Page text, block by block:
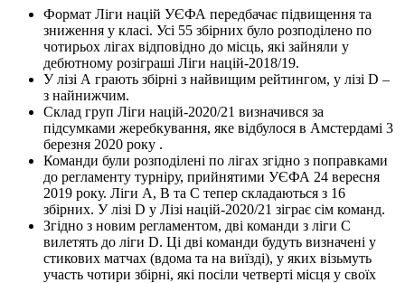
Формат Ліги націй УЄФА передбачає підвищення та
зниження у класі. Усі 55 збірних було розподілено по
чотирьох лігах відповідно до місць, які зайняли у
дебютному розіграші Ліги націй-2018/19.
У лізі А грають збірні з найвищим рейтингом, у лізі D –
з найнижчим.
Склад груп Ліги націй-2020/21 визначився за
підсумками жеребкування, яке відбулося в Амстердамі 3
березня 2020 року .
Команди були розподілені по лігах згідно з поправками
до регламенту турніру, прийнятими УЄФА 24 вересня
2019 року. Ліги A, B та С тепер складаються з 16
збірних. У лізі D у Лізі націй-2020/21 зіграє сім команд.
Згідно з новим регламентом, дві команди з ліги С
вилетять до ліги D. Ці дві команди будуть визначені у
стикових матчах (вдома та на виїзді), у яких візьмуть
участь чотири збірні, які посіли четверті місця у своїх